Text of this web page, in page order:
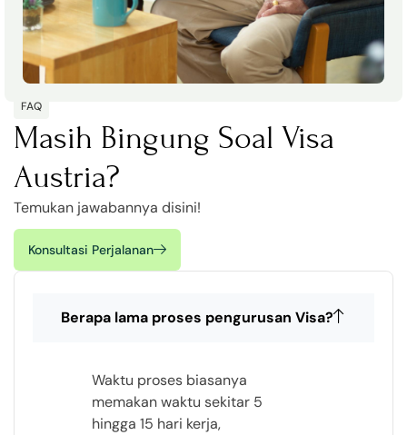
FAQ
Masih Bingung Soal Visa
Austria?
Temukan jawabannya disini!
Konsultasi Perjalanan
Berapa lama proses pengurusan Visa?
Waktu proses biasanya
memakan waktu sekitar 5
hingga 15 hari kerja,